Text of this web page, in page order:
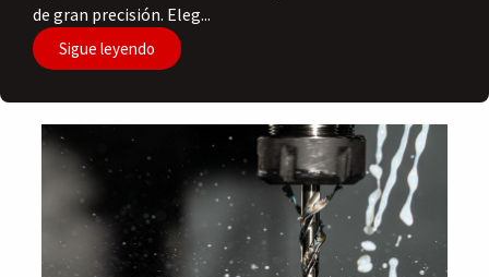
de gran precisión. Eleg...
Sigue leyendo